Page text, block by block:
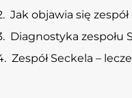
Jak objawia się zespół
Diagnostyka zespołu
Zespół Seckela –